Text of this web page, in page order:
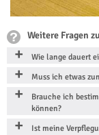
Weitere Fragen
Wie lange dauert
Muss ich etwas
Brauche ich
können?
Ist meine